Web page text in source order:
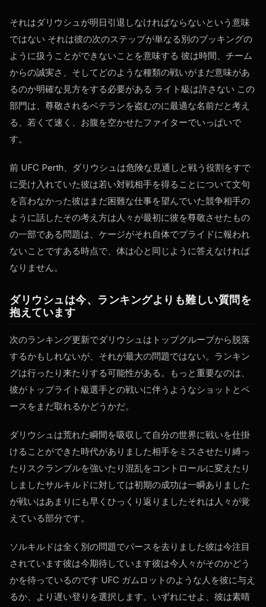
それはダリウシュが明日引退しなければならないという意味
ではない それは彼の次のステップが単なる別のブッキングの
ように扱うことができないことを意味する 彼は時間、チーム
からの誠実さ、そしてどのような種類の戦いがまだ意味があ
るのか明確な見方をする必要がある ライト級は許さない この
部門は、尊敬されるベテランを盗むのに最適な名前だと考え
る、若くて速く、お腹を空かせたファイターでいっぱいで
す。
前 UFC Perth、ダリウシュは危険な見通しと戦う役割をすで
に受け入れていた彼は若い対戦相手を得ることについて文句
を言わなかった彼はまだ困難な仕事を望んでいた競争相手の
ように話したその考え方は人々が最初に彼を尊敬させたもの
の一部である問題は、ケージがそれ自体でプライドに報われ
ないことですある時点で、体は心と同じように答えなければ
なりません。
ダリウシュは今、ランキングよりも難しい質問を
抱えています
次のランキング更新でダリウシュはトップグループから脱落
するかもしれないが、それが最大の問題ではない。ランキン
グは行ったり来たりする可能性がある。もっと重要なのは、
彼がトップライト級選手との戦いに伴うようなショットとペ
ースをまだ取れるかどうかだ。
ダリウシュは荒れた瞬間を吸収して自分の世界に戦いを仕掛
けることができた時代がありました相手をミスさせたり縛っ
たりスクランブルを強いたり混乱をコントロールに変えたり
しましたサルキルドに対しては初期の成功は一瞬ありました
が戦いはあまりにも早くひっくり返りましたそれは人々が覚
えている部分です。
ソルキルドは全く別の問題でパースを去りました彼は今注目
されています彼は今期待しています彼は今人々がそのかどう
かを待っているのです UFC ガムロットのような人を彼に与え
るか、より遅い登りを選択します。いずれにせよ、彼は素晴